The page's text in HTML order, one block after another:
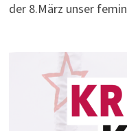
der 8.März unser